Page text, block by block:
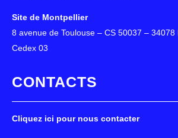
Site de Montpellier
8 avenue de Toulouse – CS 50037 – 34078
Cedex 03
CONTACTS
Cliquez ici pour nous contacter